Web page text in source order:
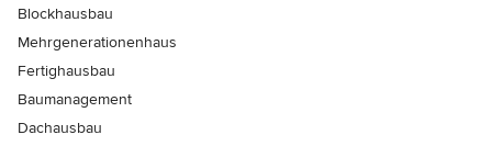
Blockhausbau
Mehrgenerationenhaus
Fertighausbau
Baumanagement
Dachausbau